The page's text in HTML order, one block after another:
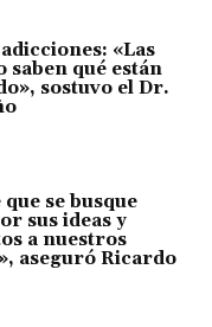
«Las
saben qué están
sostuvo el Dr.
se busque
sus ideas y
a nuestros
aseguró Ricardo